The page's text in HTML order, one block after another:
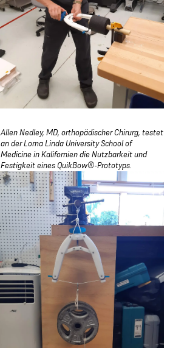
Allen Nedley, MD, orthopädischer Chirurg, testet
an der Loma Linda University School of
Medicine in Kalifornien die Nutzbarkeit und
Festigkeit eines QuikBow®-Prototyps.